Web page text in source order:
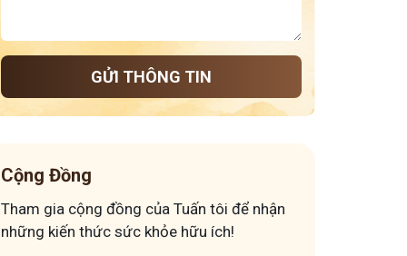
GỬI THÔNG TIN
Cộng Đồng
Tham gia cộng đồng của Tuấn tôi để nhận
những kiến thức sức khỏe hữu ích!